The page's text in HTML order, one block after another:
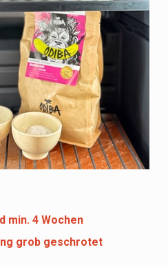
min. 4 Wochen
grob geschrotet